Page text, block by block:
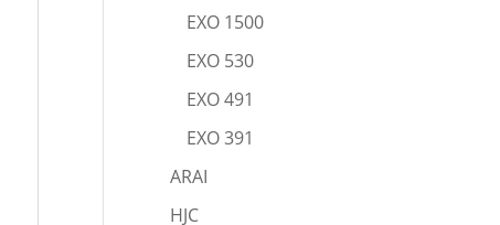
EXO 1500
EXO 530
EXO 491
EXO 391
ARAI
HJC